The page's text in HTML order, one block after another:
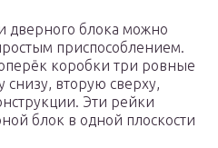
дверного блока можно
приспособлением.
коробки три ровные
вторую сверху,
Эти рейки
блок в одной плоскости